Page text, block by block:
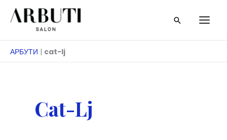
Преминете
към
съдържанието
Търсене
АРБУТИ | cat-lj
Cat-Lj